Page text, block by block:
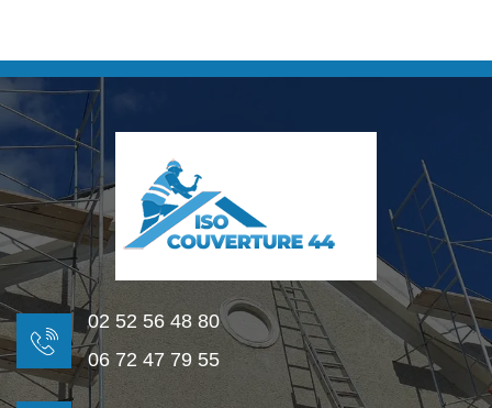
02 52 56 48 80
06 72 47 79 55